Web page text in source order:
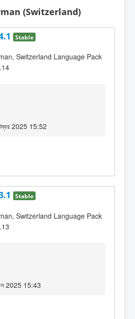
(Switzerland)
Stable
Switzerland Language Pack
2025 15:52
Stable
Switzerland Language Pack
2025 15:43